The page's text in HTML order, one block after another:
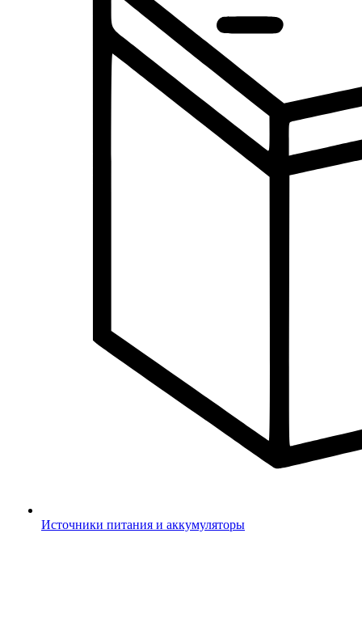
Источники питания и аккумуляторы